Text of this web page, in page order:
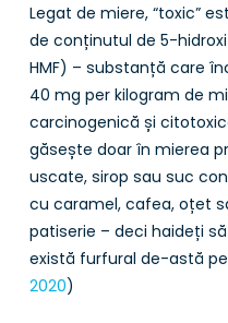
Legat de miere, “toxic”
de conținutul de 5-
HMF) – substanță care
40 mg per kilogram de
carcinogenică și
găsește doar în mierea
uscate, sirop sau suc
cu caramel, cafea, oțet
patiserie – deci haideți
există furfural de-astă
2020)